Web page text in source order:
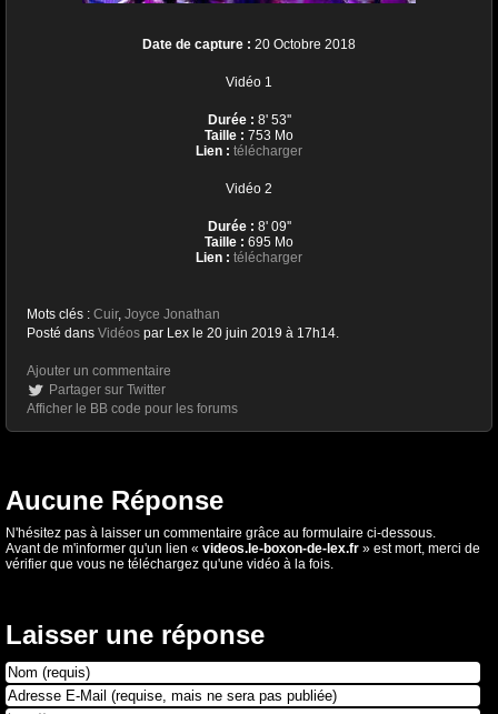
Date de capture : 20 Octobre 2018
Vidéo 1
Durée : 8' 53''
Taille : 753 Mo
Lien : télécharger
Vidéo 2
Durée : 8' 09''
Taille : 695 Mo
Lien : télécharger
Mots clés : Cuir, Joyce Jonathan
Posté dans Vidéos par Lex le 20 juin 2019 à 17h14.
Ajouter un commentaire
Partager sur Twitter
Afficher le BB code pour les forums
Aucune Réponse
N'hésitez pas à laisser un commentaire grâce au formulaire ci-dessous.
Avant de m'informer qu'un lien « videos.le-boxon-de-lex.fr » est mort, merci de
vérifier que vous ne téléchargez qu'une vidéo à la fois.
Laisser une réponse